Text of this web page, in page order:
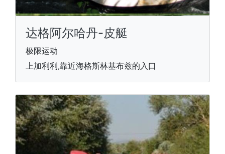
达格阿尔哈丹-皮艇
极限运动
上加利利,靠近海格斯林基布兹的入口